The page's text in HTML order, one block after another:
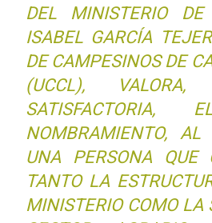
DEL MINISTERIO DE
ISABEL GARCÍA
DE CAMPESINOS DE
(UCCL),
SATISFACTORIA,
NOMBRAMIENTO, AL
UNA PERSONA QUE
TANTO LA
MINISTERIO COMO LA